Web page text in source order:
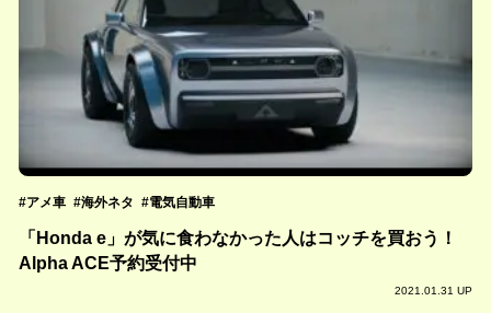
アメ車 海外ネタ 電気自動車
「Honda e」が気に食わなかった人はコッチを買おう！
Alpha ACE予約受付中
2021.01.31 UP